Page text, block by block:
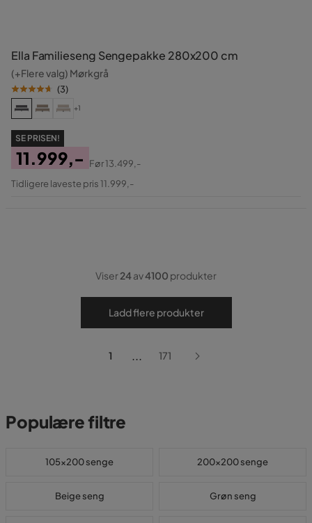
Ella Familieseng Sengepakke 280x200 cm
(+Flere valg) Mørkgrå
(3)
+1
SE PRISEN!
Pris
11.999,-
Original
Før13.499,-
Tidligere laveste pris 11.999,-
Viser24av4100 produkter
Ladd flere produkter
1 ... 171
Populære filtre
105x200 senge 200x200 senge
Beige seng Grøn seng